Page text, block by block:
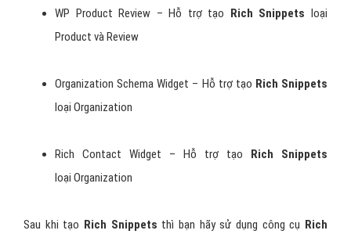
WP Product Review – Hỗ trợ tạo Rich Snippets loại
Product và Review
Organization Schema Widget – Hỗ trợ tạo Rich Snippets
loại Organization
Rich Contact Widget – Hỗ trợ tạo Rich Snippets
loại Organization
Sau khi tạo Rich Snippets thì bạn hãy sử dụng công cụ Rich